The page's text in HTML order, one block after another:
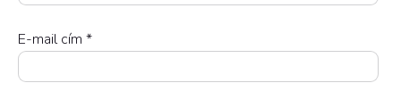
E-mail cím *